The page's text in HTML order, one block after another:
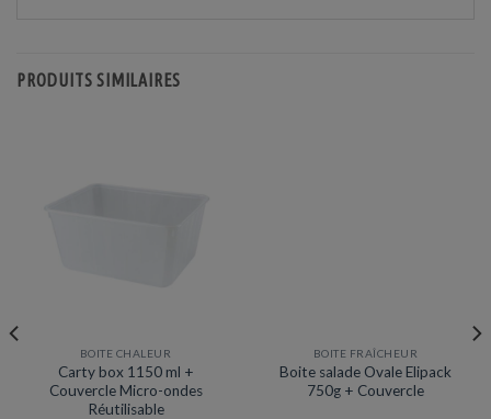
PRODUITS SIMILAIRES
BOITE CHALEUR
Carty box 1150 ml +
Couvercle Micro-ondes
Réutilisable
Prix en baisse
BOITE FRAÎCHEUR
Boite salade Ovale Elipack
750g + Couvercle